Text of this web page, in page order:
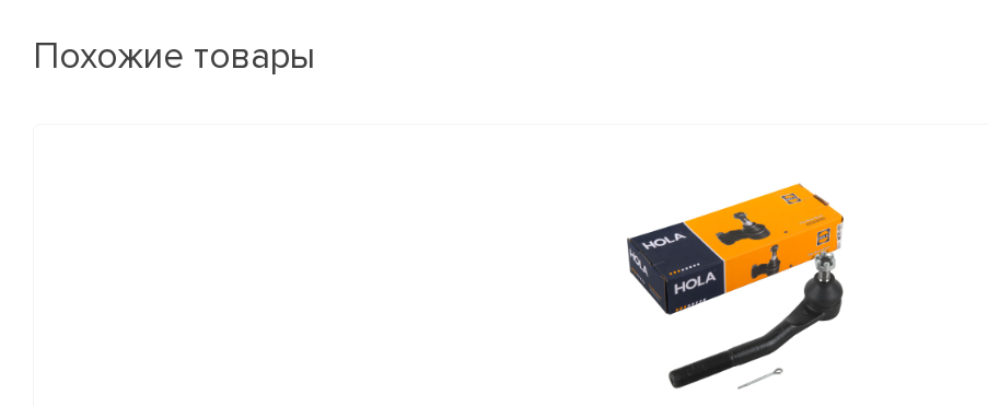
Похожие товары